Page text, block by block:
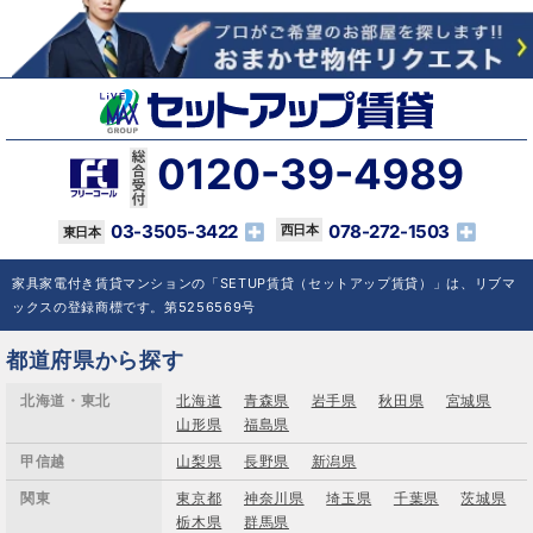
0120-39-4989
03-3505-3422 078-272-1503
家具家電付き賃貸マンションの「SETUP賃貸（セットアップ賃貸）」は、リブマ
ックスの登録商標です。第5256569号
都道府県から探す
北海道・東北 北海道 青森県 岩手県 秋田県
宮城県
山形県
福島県
甲信越 山梨県 長野県 新潟県
関東 東京都 神奈川県 埼玉県 千葉県
茨城県
栃木県
群馬県